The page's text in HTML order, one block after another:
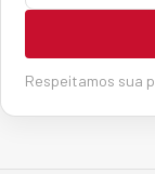
Respeitamos sua